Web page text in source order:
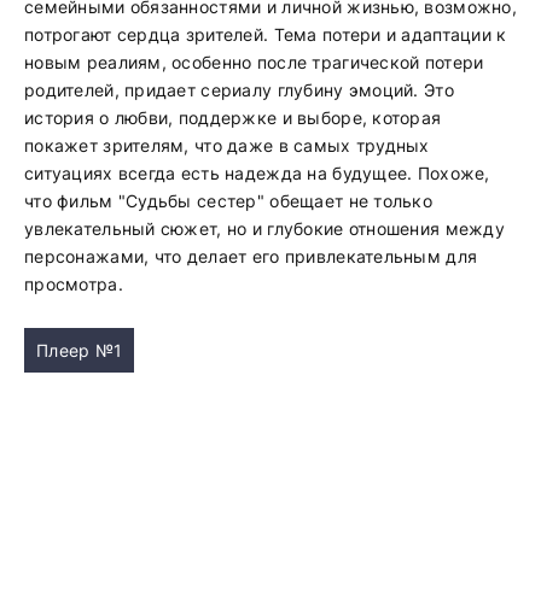
семейными обязанностями и личной жизнью, возможно,
потрогают сердца зрителей. Тема потери и адаптации к
новым реалиям, особенно после трагической потери
родителей, придает сериалу глубину эмоций. Это
история о любви, поддержке и выборе, которая
покажет зрителям, что даже в самых трудных
ситуациях всегда есть надежда на будущее. Похоже,
что фильм "Судьбы сестер" обещает не только
увлекательный сюжет, но и глубокие отношения между
персонажами, что делает его привлекательным для
просмотра.
Плеер №1